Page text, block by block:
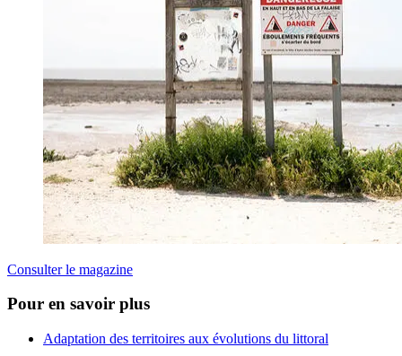
Consulter le magazine
Pour en savoir plus
Adaptation des territoires aux évolutions du littoral